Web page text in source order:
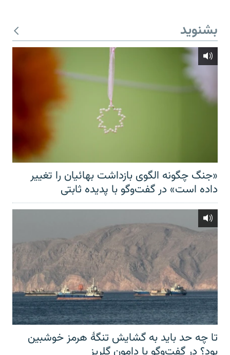
بشنوید
«جنگ چگونه الگوی بازداشت بهائیان را تغییر
داده است» در گفت‌وگو با پدیده ثابتی
تا چه حد باید به گشایش تنگهٔ هرمز خوشبین